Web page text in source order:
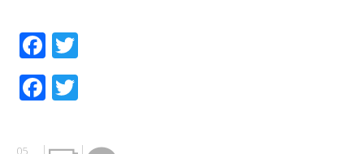
Facebook
Facebook
05